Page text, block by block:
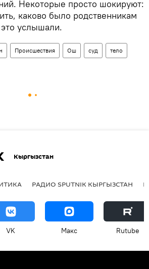
Некоторые просто шокируют:
каково было родственникам
услышали.
Происшествия Ош суд тело
Кыргызстан
РАДИО SPUTNIK КЫРГЫЗСТАН
VK Макс Rutube